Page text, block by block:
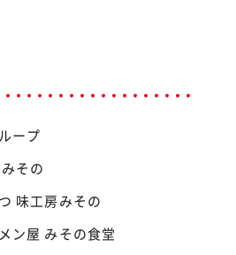
ープ
その
味工房みその
ン屋 みその食堂